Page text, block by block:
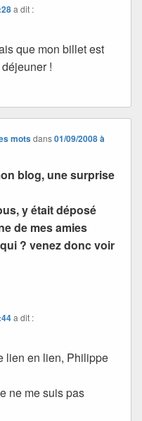
a dit :
que mon billet est
!
motsdans01/09/2008 à
blog, une surprise
y était déposé
de mes amies
? venez donc voir
a dit :
lien en lien, Philippe
ne me suis pas